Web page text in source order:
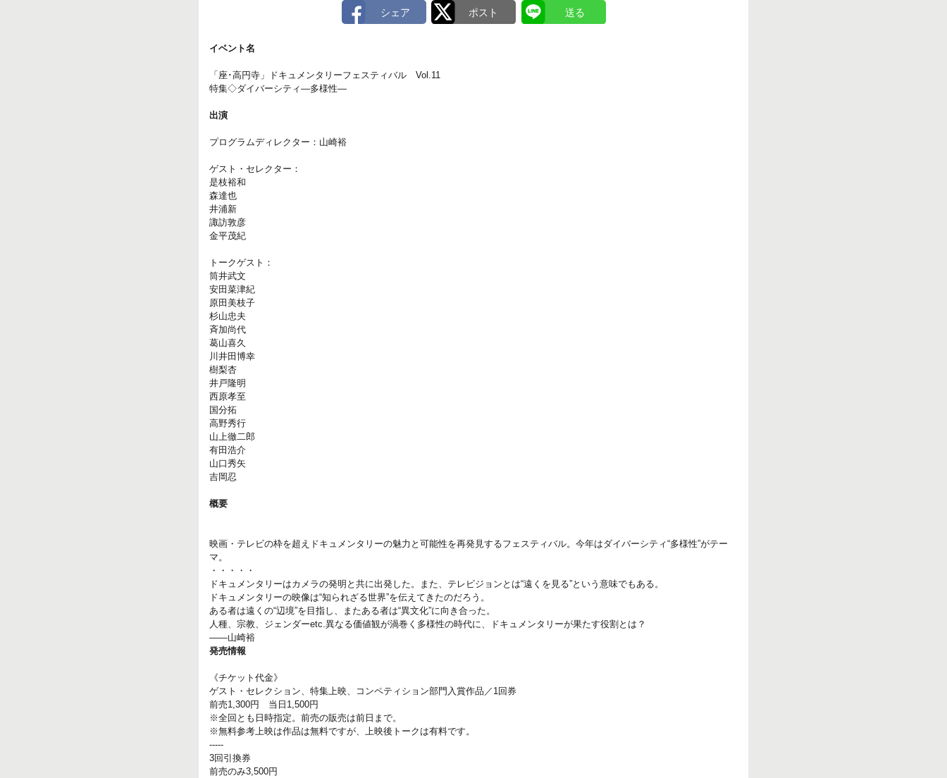
イベント名
「座･高円寺」ドキュメンタリーフェスティバル Vol.11
特集◇ダイバーシティ―多様性―
出演
プログラムディレクター：山崎裕
ゲスト・セレクター：
是枝裕和
森達也
井浦新
諏訪敦彦
金平茂紀
トークゲスト：
筒井武文
安田菜津紀
原田美枝子
杉山忠夫
斉加尚代
葛山喜久
川井田博幸
樹梨杏
井戸隆明
西原孝至
国分拓
高野秀行
山上徹二郎
有田浩介
山口秀矢
吉岡忍
概要
映画・テレビの枠を超えドキュメンタリーの魅力と可能性を再発見するフェスティバル。今年はダイバーシティ“多様性”がテー
マ。
・・・・・
ドキュメンタリーはカメラの発明と共に出発した。また、テレビジョンとは“遠くを見る”という意味でもある。
ドキュメンタリーの映像は“知られざる世界”を伝えてきたのだろう。
ある者は遠くの“辺境”を目指し、またある者は“異文化”に向き合った。
人種、宗教、ジェンダーetc.異なる価値観が渦巻く多様性の時代に、ドキュメンタリーが果たす役割とは？
――山崎裕
発売情報
《チケット代金》
ゲスト・セレクション、特集上映、コンペティション部門入賞作品／1回券
前売1,300円 当日1,500円
※全回とも日時指定。前売の販売は前日まで。
※無料参考上映は作品は無料ですが、上映後トークは有料です。
-----
3回引換券
前売のみ3,500円